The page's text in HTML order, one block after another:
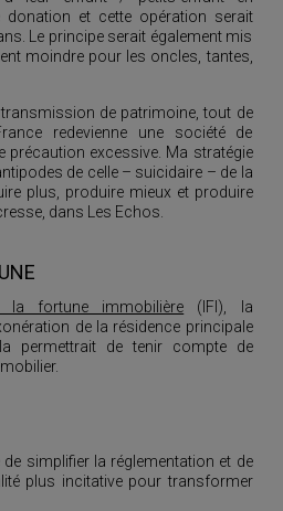
et cette opération serait
Le principe serait également mis
moindre pour les oncles, tantes,
de patrimoine, tout de
redevienne une société de
précaution excessive. Ma stratégie
de celle – suicidaire – de la
plus, produire mieux et produire
dans Les Echos.
la fortune immobilière (IFI), la
de la résidence principale
permettrait de tenir compte de
simplifier la réglementation et de
plus incitative pour transformer